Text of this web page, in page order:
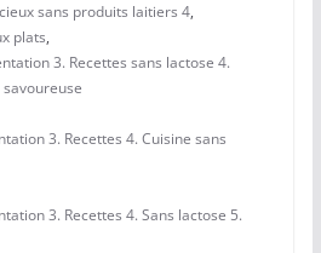
sans produits laitiers 4,
plats,
3. Recettes sans lactose 4.
3. Recettes 4. Cuisine sans
3. Recettes 4. Sans lactose 5.